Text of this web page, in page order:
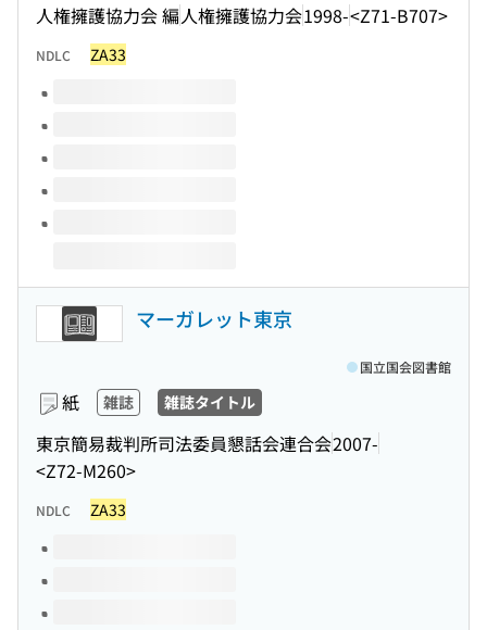
人権擁護協力会 編人権擁護協力会1998-<Z71-B707>
NDLC ZA33
このタイトルの巻号
マーガレット東京
紙 雑誌 雑誌タイトル
東京簡易裁判所司法委員懇話会連合会2007-
<Z72-M260>
国立国会図書館
NDLC ZA33
このタイトルの巻号